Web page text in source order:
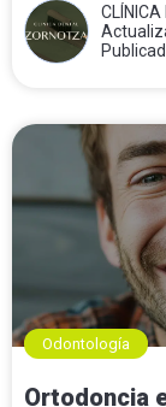
Odontología
Ortodoncia